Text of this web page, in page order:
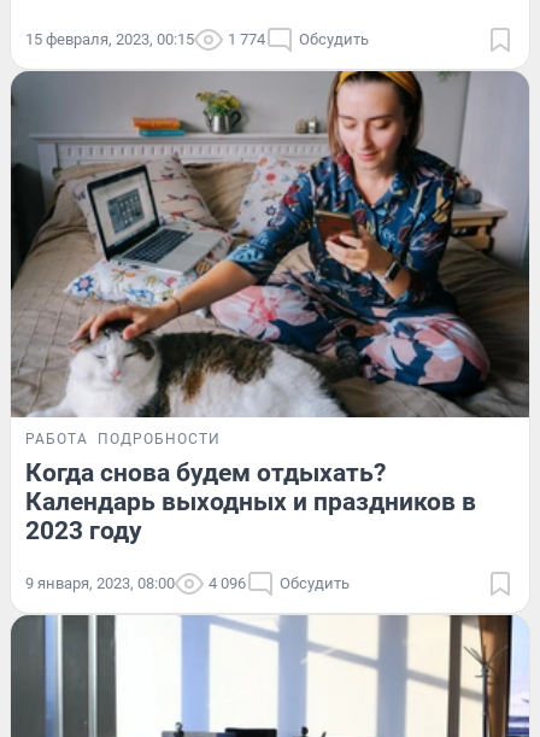
15 февраля, 2023, 00:15 1 774 Обсудить
РАБОТА ПОДРОБНОСТИ
Когда снова будем отдыхать?
Календарь выходных и праздников в
2023 году
9 января, 2023, 08:00 4 096 Обсудить